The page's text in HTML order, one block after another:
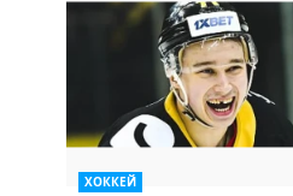
ХОККЕЙ